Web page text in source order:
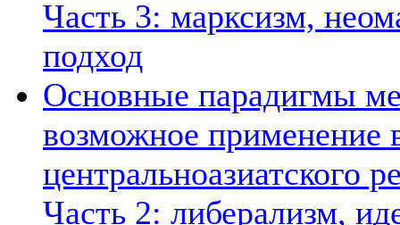
Часть 3: марксизм,
подход
Основные парадигмы
возможное применение
центральноазиатского
Часть 2: либерализм,